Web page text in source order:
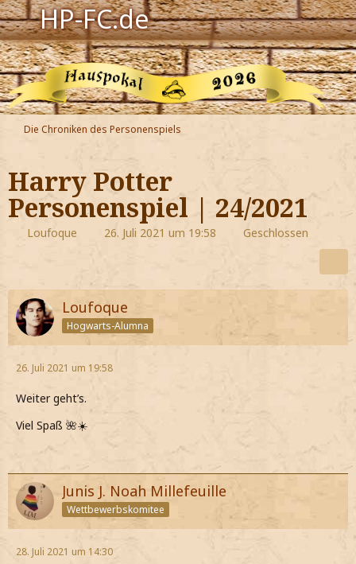
HP-FC.de
Navigation
Harry Potter
Der HP-FC
Hogwarts
Zauberwelt
Willkommen
Jetzt Fanclub-Mitglied werden!
Die Chroniken des Personenspiels
Harry Potter
Personenspiel | 24/2021
Loufoque 26. Juli 2021 um 19:58 Geschlossen
Loufoque
Hogwarts-Alumna
26. Juli 2021 um 19:58
Weiter geht’s.
Viel Spaß 🌺☀️
Junis J. Noah Millefeuille
Wettbewerbskomitee
28. Juli 2021 um 14:30